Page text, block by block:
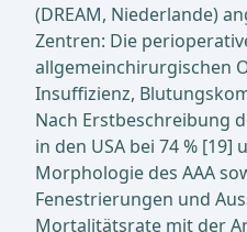
(DREAM, Niederlande)
Zentren: Die
allgemeinchirurgischen
Insuffizienz,
Nach Erstbeschreibung
in den USA bei 74 %
Morphologie des AAA
Fenestrierungen und
Mortalitätsrate mit der